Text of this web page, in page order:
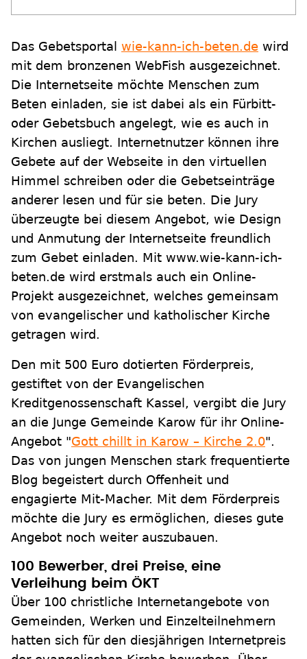
Das Gebetsportal wie-kann-ich-beten.de wird
mit dem bronzenen WebFish ausgezeichnet.
Die Internetseite möchte Menschen zum
Beten einladen, sie ist dabei als ein Fürbitt-
oder Gebetsbuch angelegt, wie es auch in
Kirchen ausliegt. Internetnutzer können ihre
Gebete auf der Webseite in den virtuellen
Himmel schreiben oder die Gebetseinträge
anderer lesen und für sie beten. Die Jury
überzeugte bei diesem Angebot, wie Design
und Anmutung der Internetseite freundlich
zum Gebet einladen. Mit www.wie-kann-ich-
beten.de wird erstmals auch ein Online-
Projekt ausgezeichnet, welches gemeinsam
von evangelischer und katholischer Kirche
getragen wird.
Den mit 500 Euro dotierten Förderpreis,
gestiftet von der Evangelischen
Kreditgenossenschaft Kassel, vergibt die Jury
an die Junge Gemeinde Karow für ihr Online-
Angebot "Gott chillt in Karow – Kirche 2.0".
Das von jungen Menschen stark frequentierte
Blog begeistert durch Offenheit und
engagierte Mit-Macher. Mit dem Förderpreis
möchte die Jury es ermöglichen, dieses gute
Angebot noch weiter auszubauen.
100 Bewerber, drei Preise, eine
Verleihung beim ÖKT
Über 100 christliche Internetangebote von
Gemeinden, Werken und Einzelteilnehmern
hatten sich für den diesjährigen Internetpreis